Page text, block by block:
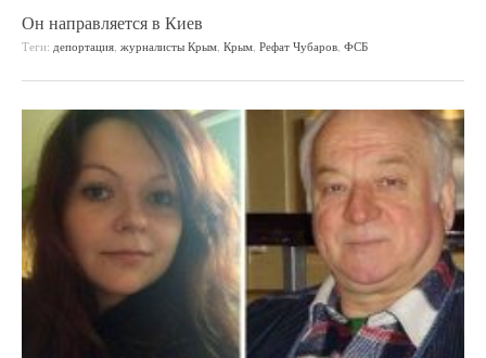
Он направляется в Киев
Теги: депортация, журналисты Крым, Крым, Рефат Чубаров, ФСБ